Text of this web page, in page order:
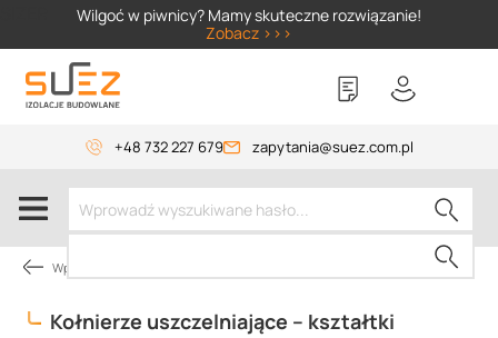
Wilgoć w piwnicy? Mamy skuteczne rozwiązanie!
Zobacz >>>
+48 732 227 679 zapytania@suez.com.pl
Wpusty TOPWET
Kołnierze uszczelniające – kształtki